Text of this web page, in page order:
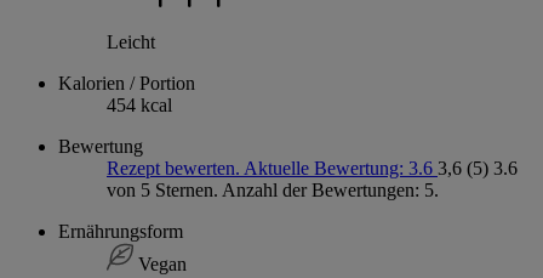
Leicht
Kalorien / Portion
454 kcal
Bewertung
Rezept bewerten. Aktuelle Bewertung: 3.6 3,6 (5) 3.6
von 5 Sternen. Anzahl der Bewertungen: 5.
Ernährungsform
Vegan